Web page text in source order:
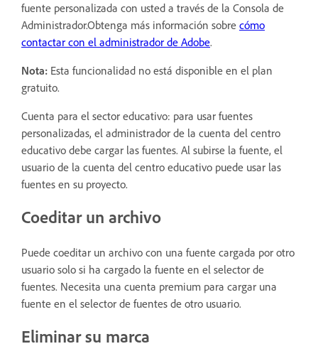
fuente personalizada con usted a través de la Consola de
Administrador.Obtenga más información sobre cómo
contactar con el administrador de Adobe.
Nota: Esta funcionalidad no está disponible en el plan
gratuito.
Cuenta para el sector educativo: para usar fuentes
personalizadas, el administrador de la cuenta del centro
educativo debe cargar las fuentes. Al subirse la fuente, el
usuario de la cuenta del centro educativo puede usar las
fuentes en su proyecto.
Coeditar un archivo
Puede coeditar un archivo con una fuente cargada por otro
usuario solo si ha cargado la fuente en el selector de
fuentes. Necesita una cuenta premium para cargar una
fuente en el selector de fuentes de otro usuario.
Eliminar su marca